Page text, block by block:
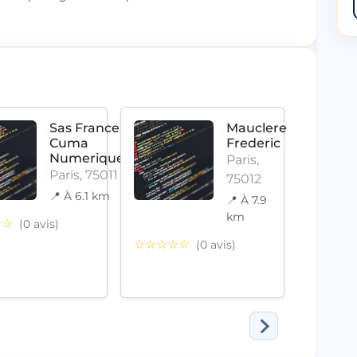
Sas France
Cuma
Numerique
Paris, 75011
📍 À 6.1 km
(0 avis)
Mauclere
Frederic
Paris,
75012
📍 À 7.9
km
☆☆☆☆☆ (0 avis)